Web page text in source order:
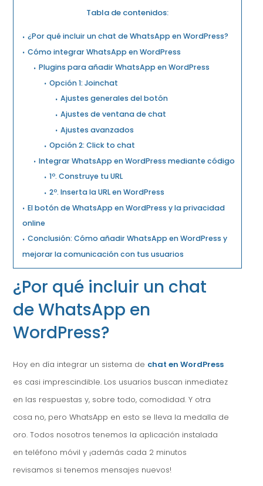
Tabla de contenidos:
¿Por qué incluir un chat de WhatsApp en WordPress?
Cómo integrar WhatsApp en WordPress
Plugins para añadir WhatsApp en WordPress
Opción 1: Joinchat
Ajustes generales del botón
Ajustes de ventana de chat
Ajustes avanzados
Opción 2: Click to chat
Integrar WhatsApp en WordPress mediante código
1º. Construye tu URL
2º. Inserta la URL en WordPress
El botón de WhatsApp en WordPress y la privacidad
online
Conclusión: Cómo añadir WhatsApp en WordPress y
mejorar la comunicación con tus usuarios
¿Por qué incluir un chat
de WhatsApp en
WordPress?
Hoy en día integrar un sistema de chat en WordPress
es casi imprescindible. Los usuarios buscan inmediatez
en las respuestas y, sobre todo, comodidad. Y otra
cosa no, pero WhatsApp en esto se lleva la medalla de
oro. Todos nosotros tenemos la aplicación instalada
en teléfono móvil y ¡además cada 2 minutos
revisamos si tenemos mensajes nuevos!